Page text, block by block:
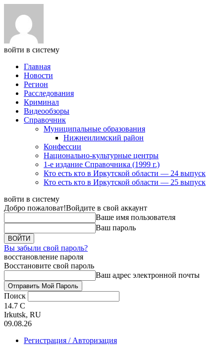
войти в систему
Главная
Новости
Регион
Расследования
Криминал
Видеообзоры
Справочник
Муниципальные образования
Нижнеилимский район
Конфессии
Национально-культурные центры
1-е издание Справочника (1999 г.)
Кто есть кто в Иркутской области — 24 выпуск
Кто есть кто в Иркутской области — 25 выпуск
войти в систему
Добро пожаловат!Войдите в свой аккаунт
Ваше имя пользователя
Ваш пароль
Вы забыли свой пароль?
восстановление пароля
Восстановите свой пароль
Ваш адрес электронной почты
Поиск
14.7 C
Irkutsk, RU
09.08.26
Регистрация / Авторизация